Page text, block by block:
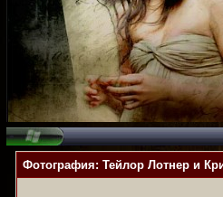
Фотография: Тейлор Лотнер и